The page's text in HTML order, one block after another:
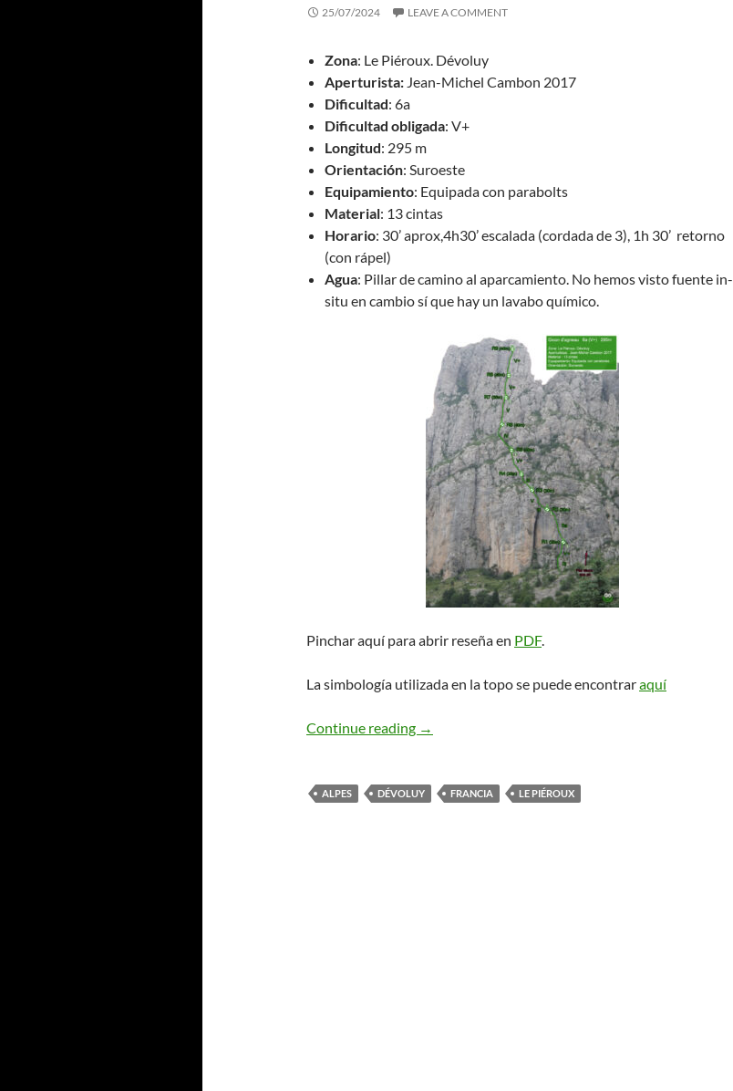
25/07/2024 LEAVE A COMMENT
Zona: Le Piéroux. Dévoluy
Aperturista: Jean-Michel Cambon 2017
Dificultad: 6a
Dificultad obligada: V+
Longitud: 295 m
Orientación: Suroeste
Equipamiento: Equipada con parabolts
Material: 13 cintas
Horario: 30’ aprox,4h30’ escalada (cordada de 3), 1h 30’ retorno
(con rápel)
Agua: Pillar de camino al aparcamiento. No hemos visto fuente in-
situ en cambio sí que hay un lavabo químico.
Pinchar aquí para abrir reseña en PDF.
La simbología utilizada en la topo se puede encontraraquí
Continue reading Gicon d’Agneau. Le Piéroux.
→
ALPES DÉVOLUY FRANCIA LE PIÉROUX